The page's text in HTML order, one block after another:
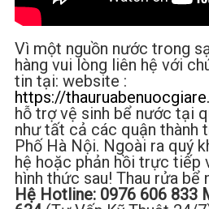
Vì một nguồn nước trong
hàng vui lòng liên hệ với
tin tại: website :
https://
hỗ trợ vệ sinh bể nước tại
như tất cả các quận thành
Phố Hà Nội. Ngoài ra quý
hệ hoặc phản hồi trực tiếp
hình thức sau! Thau rửa bể
Hệ Hotline: 0976 606 833